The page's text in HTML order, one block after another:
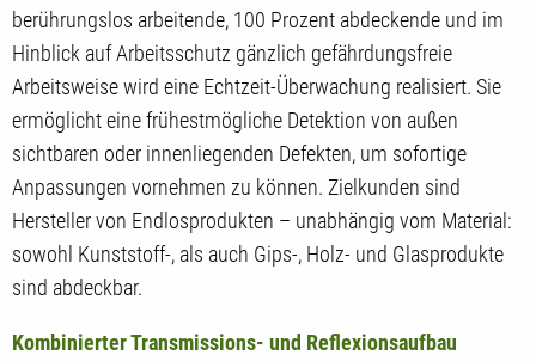
berührungslos arbeitende, 100 Prozent abdeckende und im
Hinblick auf Arbeitsschutz gänzlich gefährdungsfreie
Arbeitsweise wird eine Echtzeit-Überwachung realisiert. Sie
ermöglicht eine frühestmögliche Detektion von außen
sichtbaren oder innenliegenden Defekten, um sofortige
Anpassungen vornehmen zu können. Zielkunden sind
Hersteller von Endlosprodukten – unabhängig vom Material:
sowohl Kunststoff-, als auch Gips-, Holz- und Glasprodukte
sind abdeckbar.
Kombinierter Transmissions- und Reflexionsaufbau